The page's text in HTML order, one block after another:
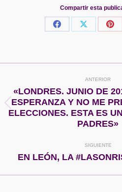
Compartir esta
Share
Share
entre
publicaciones
ANTERIOR
anterior:
«LONDRES. JUNIO DE
ESPERANZA Y NO ME
ELECCIONES. ESTA ES
PADRES»
SIGUIENTE
EN LEÓN, LA